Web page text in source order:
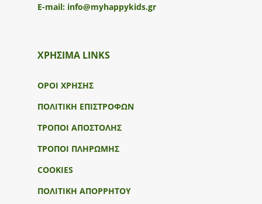
E-mail: info@myhappykids.gr
ΧΡΗΣΙΜΑ LINKS
ΟΡΟΙ ΧΡΗΣΗΣ
ΠΟΛΙΤΙΚΗ ΕΠΙΣΤΡΟΦΩΝ
ΤΡΟΠΟΙ ΑΠΟΣΤΟΛΗΣ
ΤΡΟΠΟΙ ΠΛΗΡΩΜΗΣ
COOKIES
ΠΟΛΙΤΙΚΗ ΑΠΟΡΡΗΤΟΥ